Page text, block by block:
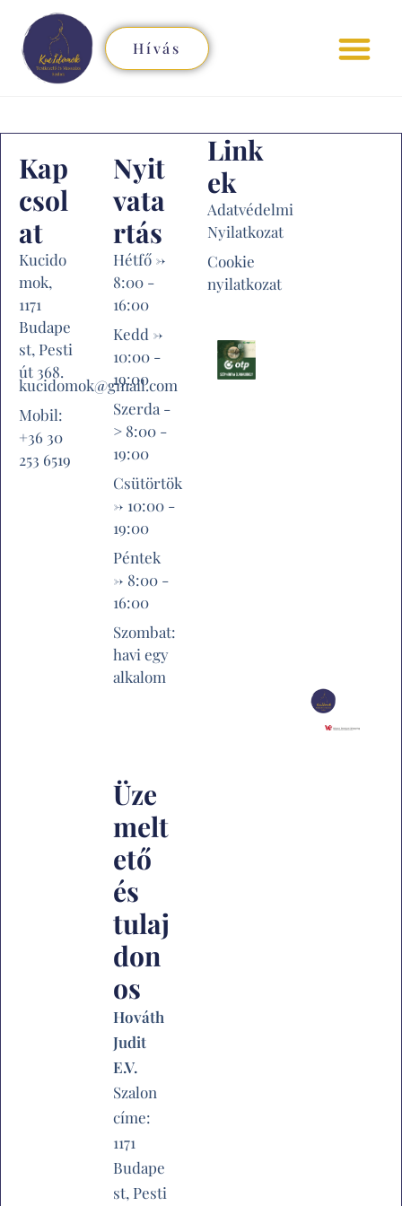
Hívás
Nyit
Vata
Rtás
Hétfő ->
8:00 -
16:00
Kedd ->
10:00 -
19:00
Szerda -
> 8:00 -
19:00
Csütörtök
-> 10:00 -
19:00
Péntek
-> 8:00 -
16:00
Szombat:
havi egy
alkalom
Üze
melt
ető
és
tulaj
don
os
Hováth
Judit
E.V.
Szalon
címe:
1171
Budape
st, Pesti
Link
Ek
Adatvédelmi
Nyilatkozat
Cookie
nyilatkozat
Kap
Csol
At
Kucido
mok,
1171
Budape
st, Pesti
út 368.
kucidomok@gmail.com
Mobil:
+36 30
253 6519